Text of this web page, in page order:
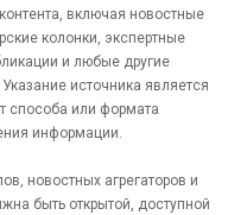
включая новостные
колонки, экспертные
и любые другие
источника является
способа или формата
информации.
новостных агрегаторов и
быть открытой, доступной